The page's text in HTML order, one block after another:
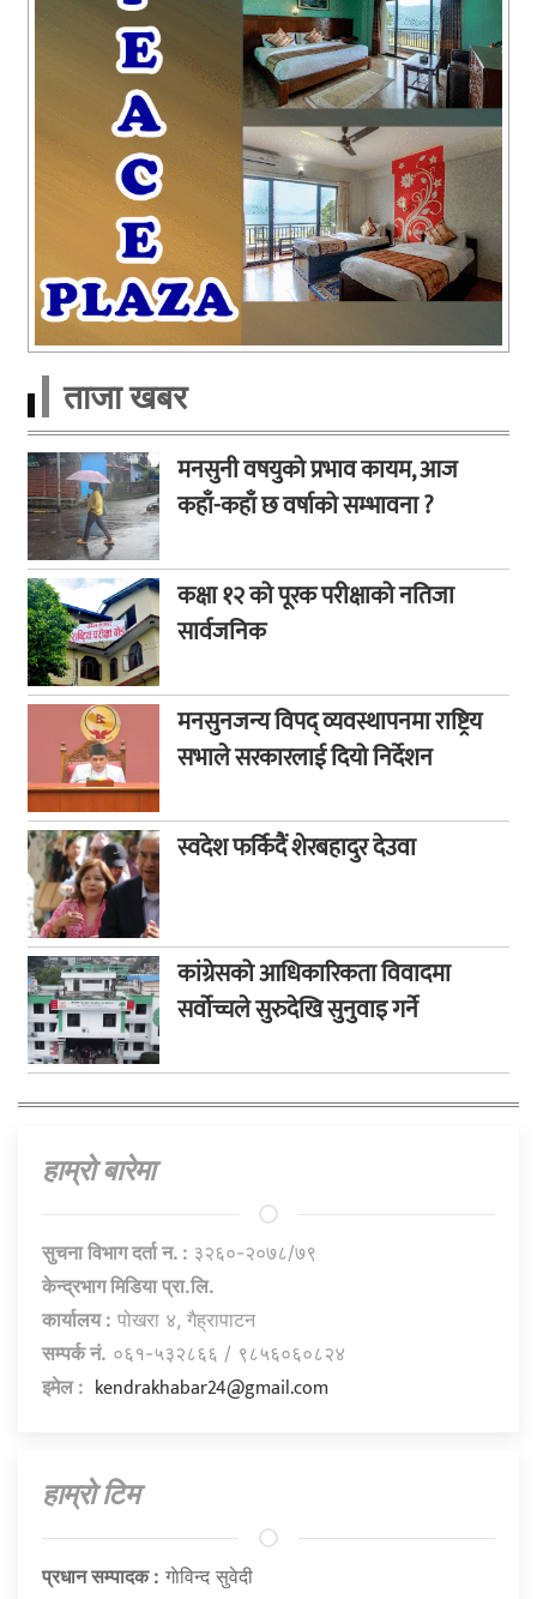
ताजा खबर
मनसुनी वषयुको प्रभाव कायम, आज
कहाँ-कहाँ छ वर्षाको सम्भावना ?
कक्षा १२ को पूरक परीक्षाको नतिजा
सार्वजनिक
मनसुनजन्य विपद् व्यवस्थापनमा राष्ट्रिय
सभाले सरकारलाई दियो निर्देशन
स्वदेश फर्किदैं शेरबहादुर देउवा
कांग्रेसको आधिकारिकता विवादमा
सर्वोच्चले सुरुदेखि सुनुवाइ गर्ने
हाम्राे बारेमा
सुचना विभाग दर्ता न. : ३२६०-२०७८/७९
केन्द्रभाग मिडिया प्रा.लि.
कार्यालय : पोखरा ४, गैह्रापाटन
सम्पर्क नं. ०६१-५३२८६६ / ९८५६०६०८२४
इमेल : kendrakhabar24@gmail.com
हाम्राे टिम
प्रधान सम्पादक : गाेविन्द सुवेदी